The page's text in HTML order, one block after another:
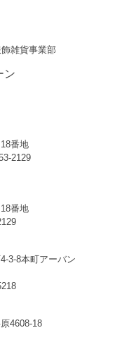
雑貨事業部
番地
2129
番地
3-8本町アーバン
4608-18